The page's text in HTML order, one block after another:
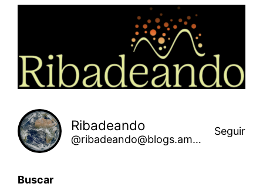
Ribadeando
@ribadeando@blogs.amarinha.gal
Seguir
Buscar